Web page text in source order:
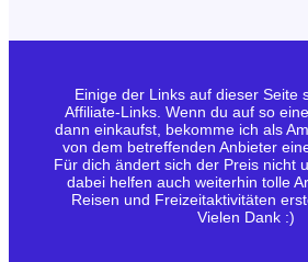
Einige der Links auf dieser Seite
Affiliate-Links. Wenn du auf so
dann einkaufst, bekomme ich als
von dem betreffenden Anbieter
Für dich ändert sich der Preis nicht
dabei helfen auch weiterhin tolle
Reisen und Freizeitaktivitäten
Vielen Dank :)